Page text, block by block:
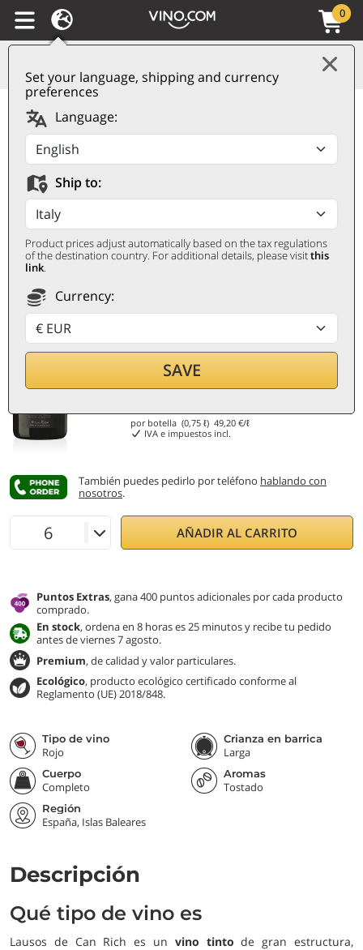
Set your language, shipping and currency
preferences
Language:
Ship to:
Product prices adjust automatically based on the tax regulations
of the destination country. For additional details, please visitthis
link.
Currency:
SAVE
0
Vino de la Tierra de
Ibiza IGP Lausos 2021
Can Rich
CAN RICH
0,75 ℓ
36,90€
por botella (0,75 ℓ)49,20 €/ℓ
IVA e impuestos incl.
También puedes pedirlo por teléfono hablando con
nosotros.
AÑADIR AL CARRITO
Puntos Extras, gana 400 puntos adicionales por cada producto
comprado.
En stock, ordena en 8 horas es 25 minutos y recibe tu pedido
antes de viernes 7 agosto.
Premium, de calidad y valor particulares.
Ecológico, producto ecológico certificado conforme al
Reglamento (UE) 2018/848.
Tipo de vino
Rojo
Crianza en barrica
Larga
Cuerpo
Completo
Aromas
Tostado
Región
España, Islas Baleares
Descripción
Qué tipo de vino es
Lausos de Can Rich es un vino tinto de gran estructura,